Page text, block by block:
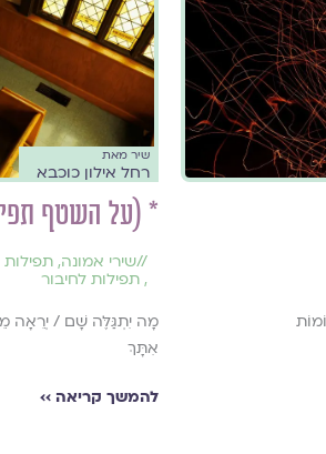
שיר מאת
רחל אילון כוכבא
* (על השטף
//שירי אמונה,
,תפילות לחיבור
מָה יִתְגַּלֶּה שָׁם / יְרֵאָה
אִתָּךְ
להמשך קריאה ››